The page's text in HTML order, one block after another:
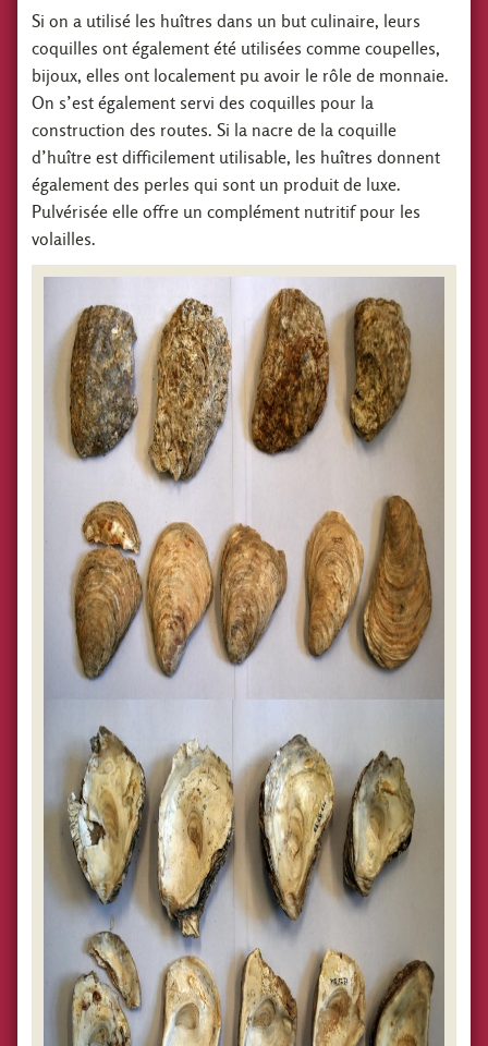
Si on a utilisé les huîtres dans un but culinaire, leurs
coquilles ont également été utilisées comme coupelles,
bijoux, elles ont localement pu avoir le rôle de monnaie.
On s’est également servi des coquilles pour la
construction des routes. Si la nacre de la coquille
d’huître est difficilement utilisable, les huîtres donnent
également des perles qui sont un produit de luxe.
Pulvérisée elle offre un complément nutritif pour les
volailles.